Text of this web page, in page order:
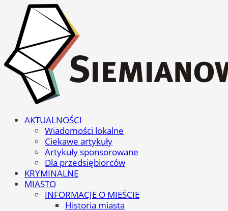
AKTUALNOŚCI
Wiadomości lokalne
Ciekawe artykuły
Artykuły sponsorowane
Dla przedsiębiorców
KRYMINALNE
MIASTO
INFORMACJE O MIEŚCIE
Historia miasta